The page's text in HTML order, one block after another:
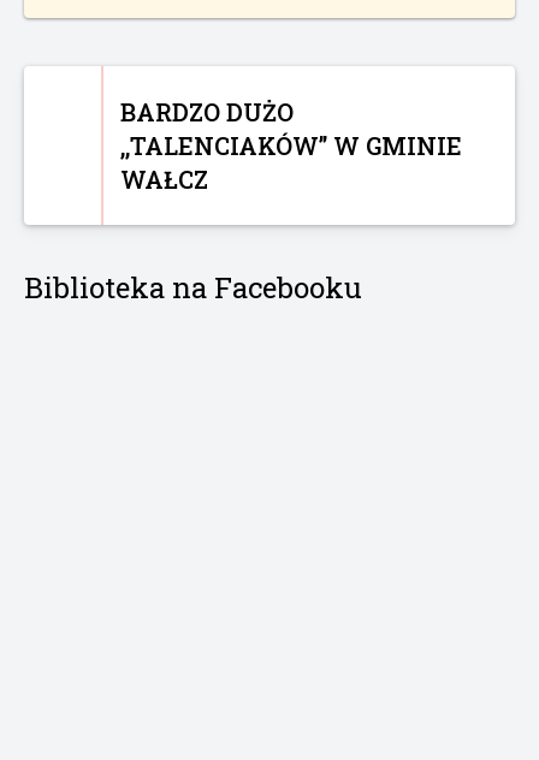
BARDZO DUŻO
,,TALENCIAKÓW” W GMINIE
WAŁCZ
Biblioteka na Facebooku